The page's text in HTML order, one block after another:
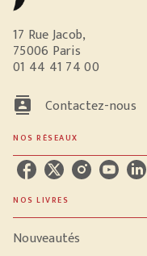
17 Rue Jacob,
75006 Paris
01 44 41 74 00
contacts Contactez-nous
NOS RÉSEAUX
NOS LIVRES
Nouveautés